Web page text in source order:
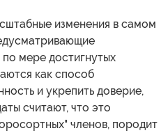
изменения в самом
мере достигнутых
как способ
и укрепить доверие,
считают, что это
членов, породит